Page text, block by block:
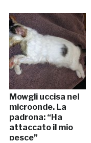
Mowgli uccisa nel
microonde. La
padrona: “Ha
attaccato il mio
pesce”